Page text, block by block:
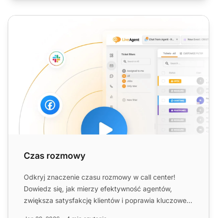
Czas rozmowy
Czas rozmowy
Odkryj znaczenie czasu rozmowy w call center!
Dowiedz się, jak mierzy efektywność agentów,
zwiększa satysfakcję klientów i poprawia kluczowe